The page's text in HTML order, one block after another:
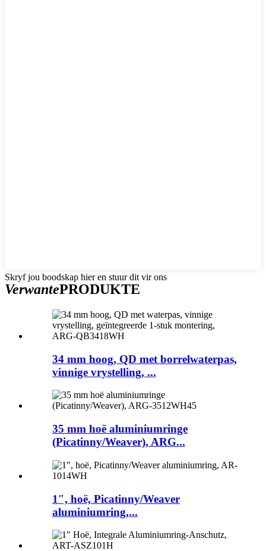
Skryf jou boodskap hier en stuur dit vir ons
VerwantePRODUKTE
34 mm hoog, QD met borrelwaterpas,
vinnige vrystelling, ...
35 mm hoë aluminiumringe
(Picatinny/Weaver), ARG...
1″, hoë, Picatinny/Weaver
aluminiumring,...